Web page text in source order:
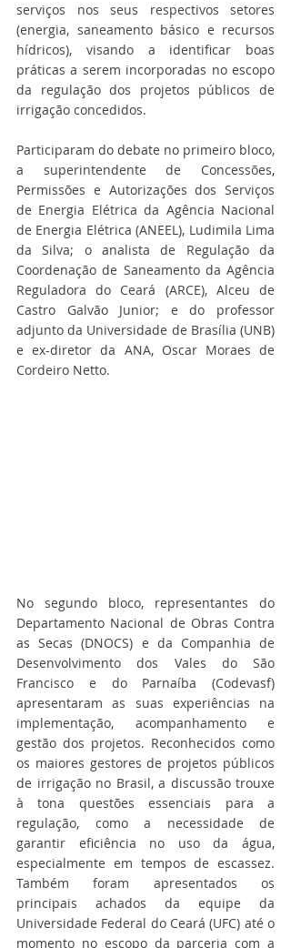
serviços nos seus respectivos setores
(energia, saneamento básico e recursos
hídricos), visando a identificar boas
práticas a serem incorporadas no escopo
da regulação dos projetos públicos de
irrigação concedidos.
Participaram do debate no primeiro bloco,
a superintendente de Concessões,
Permissões e Autorizações dos Serviços
de Energia Elétrica da Agência Nacional
de Energia Elétrica (ANEEL), Ludimila Lima
da Silva; o analista de Regulação da
Coordenação de Saneamento da Agência
Reguladora do Ceará (ARCE), Alceu de
Castro Galvão Junior; e do professor
adjunto da Universidade de Brasília (UNB)
e ex-diretor da ANA, Oscar Moraes de
Cordeiro Netto.
No segundo bloco, representantes do
Departamento Nacional de Obras Contra
as Secas (DNOCS) e da Companhia de
Desenvolvimento dos Vales do São
Francisco e do Parnaíba (Codevasf)
apresentaram as suas experiências na
implementação, acompanhamento e
gestão dos projetos. Reconhecidos como
os maiores gestores de projetos públicos
de irrigação no Brasil, a discussão trouxe
à tona questões essenciais para a
regulação, como a necessidade de
garantir eficiência no uso da água,
especialmente em tempos de escassez.
Também foram apresentados os
principais achados da equipe da
Universidade Federal do Ceará (UFC) até o
momento no escopo da parceria com a